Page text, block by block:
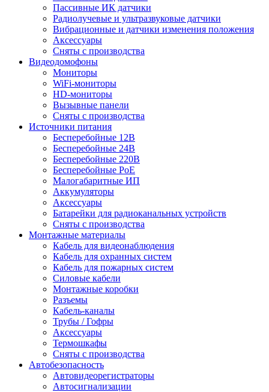
Пассивные ИК датчики
Радиолучевые и ультразвуковые датчики
Вибрационные и датчики изменения положения
Аксессуары
Сняты с производства
Видеодомофоны
Мониторы
WiFi-мониторы
HD-мониторы
Вызывные панели
Сняты с производства
Источники питания
Бесперебойные 12В
Бесперебойные 24В
Бесперебойные 220В
Бесперебойные PoE
Малогабаритные ИП
Аккумуляторы
Аксессуары
Батарейки для радиоканальных устройств
Сняты с производства
Монтажные материалы
Кабель для видеонаблюдения
Кабель для охранных систем
Кабель для пожарных систем
Силовые кабели
Монтажные коробки
Разъемы
Кабель-каналы
Трубы / Гофры
Аксессуары
Термошкафы
Сняты с производства
Автобезопасность
Автовидеорегистраторы
Автосигнализации